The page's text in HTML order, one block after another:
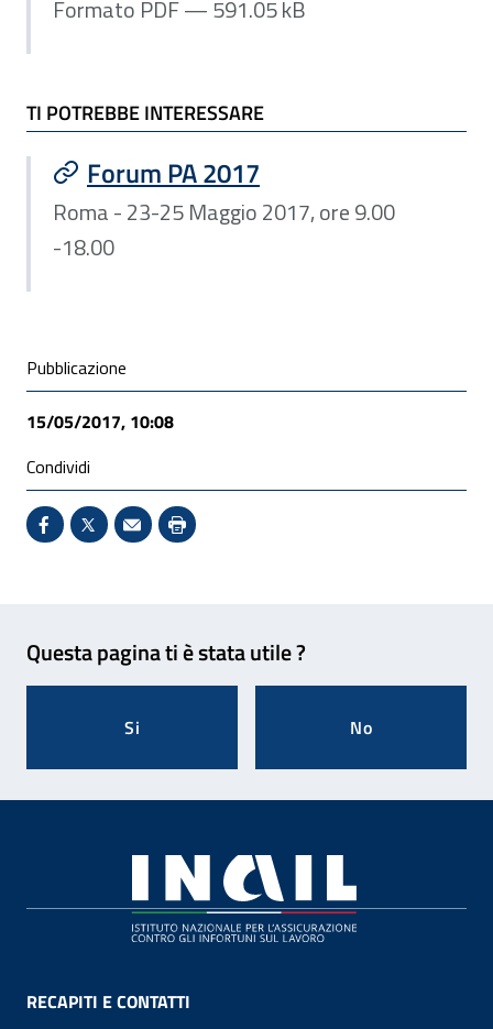
Formato PDF — 591.05 kB
TI POTREBBE INTERESSARE
Forum PA 2017
Roma - 23-25 Maggio 2017, ore 9.00
-18.00
Condivisione social
Pubblicazione
15/05/2017, 10:08
Condividi
Condividi su Facebook - Sito esterno - Apertura in
X - Sito esterno - Apertura in nuova finestra
Invio Mail: apre il programma di posta
Stampa pagina: scelta meno
Questa pagina ti è stata utile ?
Si No
RECAPITI E CONTATTI